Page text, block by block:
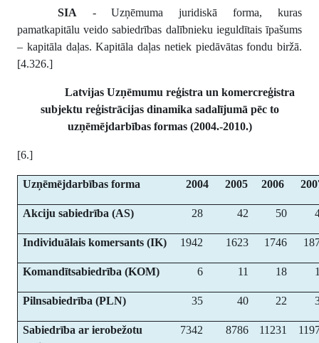
SIA - Uzņēmuma juridiskā forma, kuras
pamatkapitālu veido sabiedrības dalībnieku ieguldītais īpašums
– kapitāla daļas. Kapitāla daļas netiek piedāvātas fondu biržā.
[4.326.]
Latvijas Uzņēmumu reģistra un komercreģistra
subjektu reģistrācijas dinamika sadalījumā pēc to
uzņēmējdarbības formas (2004.-2010.)
[6.]
Uzņēmējdarbības forma 2004 2005 2006
Akciju sabiedrība (AS) 28 42 50
Individuālais komersants (IK) 1942 1623 1746
Komandītsabiedrība (KOM) 6 11 18
Pilnsabiedrība (PLN) 35 40 22
Sabiedrība ar ierobežotu
7342 8786 11231